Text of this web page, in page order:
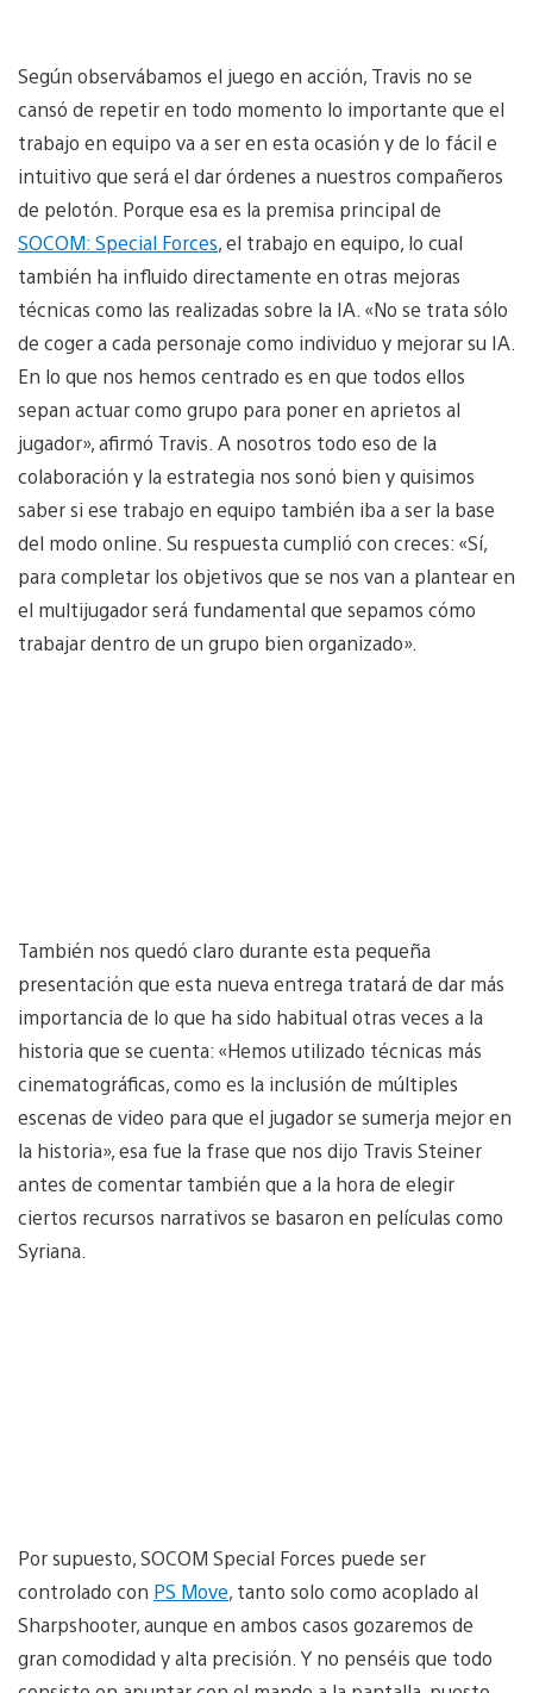
Según observábamos el juego en acción, Travis no se
cansó de repetir en todo momento lo importante que el
trabajo en equipo va a ser en esta ocasión y de lo fácil e
intuitivo que será el dar órdenes a nuestros compañeros
de pelotón. Porque esa es la premisa principal de
SOCOM: Special Forces, el trabajo en equipo, lo cual
también ha influido directamente en otras mejoras
técnicas como las realizadas sobre la IA. «No se trata sólo
de coger a cada personaje como individuo y mejorar su IA.
En lo que nos hemos centrado es en que todos ellos
sepan actuar como grupo para poner en aprietos al
jugador», afirmó Travis. A nosotros todo eso de la
colaboración y la estrategia nos sonó bien y quisimos
saber si ese trabajo en equipo también iba a ser la base
del modo online. Su respuesta cumplió con creces: «Sí,
para completar los objetivos que se nos van a plantear en
el multijugador será fundamental que sepamos cómo
trabajar dentro de un grupo bien organizado».
También nos quedó claro durante esta pequeña
presentación que esta nueva entrega tratará de dar más
importancia de lo que ha sido habitual otras veces a la
historia que se cuenta: «Hemos utilizado técnicas más
cinematográficas, como es la inclusión de múltiples
escenas de video para que el jugador se sumerja mejor en
la historia», esa fue la frase que nos dijo Travis Steiner
antes de comentar también que a la hora de elegir
ciertos recursos narrativos se basaron en películas como
Syriana.
Por supuesto, SOCOM Special Forces puede ser
controlado con PS Move, tanto solo como acoplado al
Sharpshooter, aunque en ambos casos gozaremos de
gran comodidad y alta precisión. Y no penséis que todo